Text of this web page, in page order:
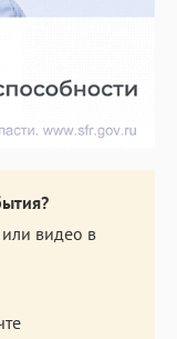
видео в